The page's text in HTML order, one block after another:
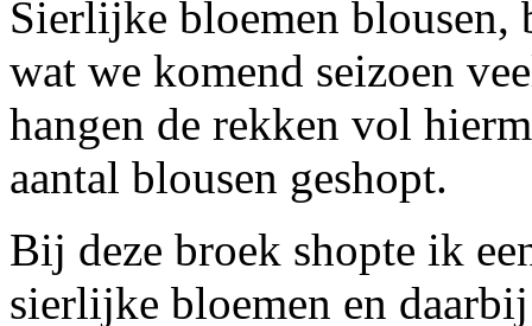
Sierlijke bloemen blousen,
wat we komend seizoen
hangen de rekken vol
aantal blousen geshopt.
Bij deze broek shopte ik
sierlijke bloemen en